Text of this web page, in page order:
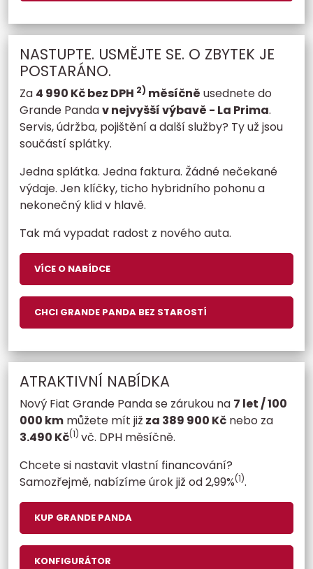
NASTUPTE. USMĚJTE SE. O ZBYTEK JE
POSTARÁNO.
Za 4 990 Kč bez DPH 2) měsíčně usednete do
Grande Pandav nejvyšší výbavě - La Prima.
Servis, údržba, pojištění a další služby? Ty už jsou
součástí splátky.
Jedna splátka. Jedna faktura. Žádné nečekané
výdaje. Jen klíčky, ticho hybridního pohonu a
nekonečný klid v hlavě.
Tak má vypadat radost z nového auta.
VÍCE O NABÍDCE
CHCI GRANDE PANDA BEZ STAROSTÍ
ATRAKTIVNÍ NABÍDKA
Nový Fiat Grande Panda se zárukou na 7 let / 100
000 km můžete mít již za 389 900 Kč nebo za
3.490 Kč(1) vč. DPH měsíčně.
Chcete si nastavit vlastní financování?
Samozřejmě, nabízíme úrok již od 2,99%(1).
KUP GRANDE PANDA
KONFIGURÁTOR